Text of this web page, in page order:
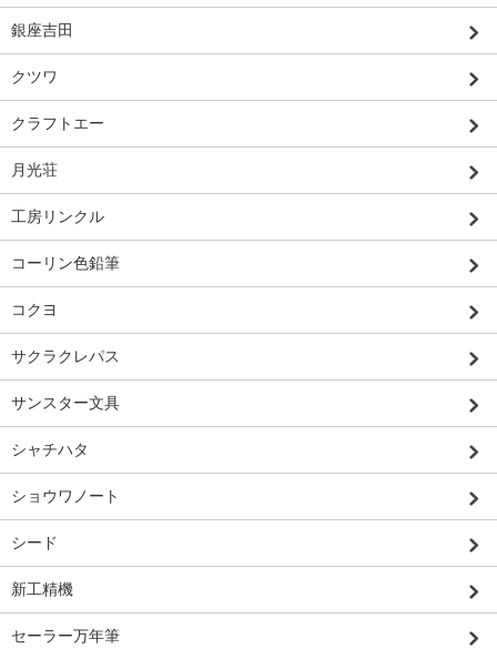
銀座吉田
クツワ
クラフトエー
月光荘
工房リンクル
コーリン色鉛筆
コクヨ
サクラクレパス
サンスター文具
シャチハタ
ショウワノート
シード
新工精機
セーラー万年筆